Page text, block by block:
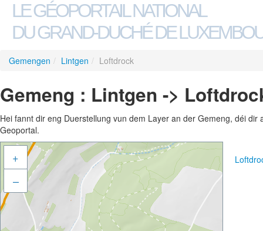
LE GÉOPORTAIL NATIONAL
DU GRAND-DUCHÉ DE
Gemengen / Lintgen / Loftdrock
Gemeng : Lintgen ->
Hei fannt dir eng Duerstellung vun dem Layer an der Gemeng, déi
Geoportal.
+
–